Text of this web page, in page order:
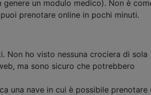
un modulo medico). Non è
prenotare online in pochi minuti.
Non ho visto nessuna crociera di sola
ma sono sicuro che potrebbero
una nave in cui è possibile prenotare